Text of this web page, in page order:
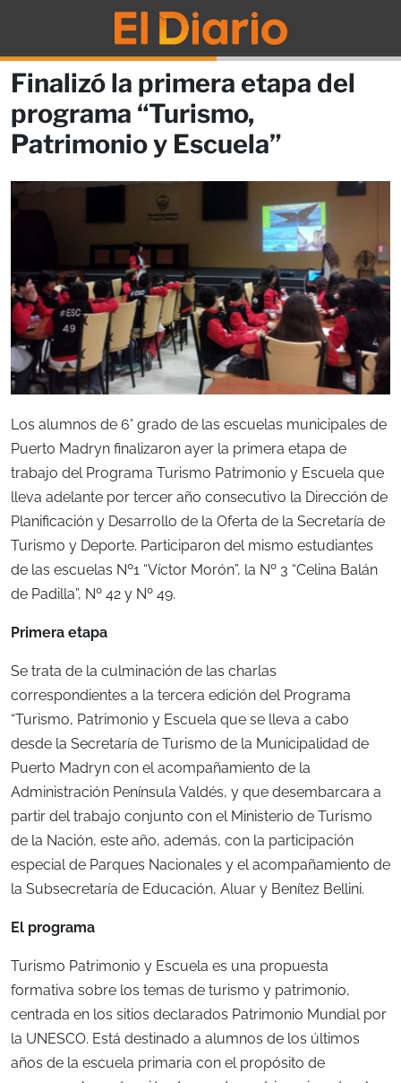
Finalizó la primera etapa del
programa “Turismo,
Patrimonio y Escuela”
Los alumnos de 6° grado de las escuelas municipales de
Puerto Madryn finalizaron ayer la primera etapa de
trabajo del Programa Turismo Patrimonio y Escuela que
lleva adelante por tercer año consecutivo la Dirección de
Planificación y Desarrollo de la Oferta de la Secretaría de
Turismo y Deporte. Participaron del mismo estudiantes
de las escuelas Nº1 “Víctor Morón”, la Nº 3 “Celina Balán
de Padilla”, Nº 42 y Nº 49.
Primera etapa
Se trata de la culminación de las charlas
correspondientes a la tercera edición del Programa
“Turismo, Patrimonio y Escuela que se lleva a cabo
desde la Secretaría de Turismo de la Municipalidad de
Puerto Madryn con el acompañamiento de la
Administración Península Valdés, y que desembarcara a
partir del trabajo conjunto con el Ministerio de Turismo
de la Nación, este año, además, con la participación
especial de Parques Nacionales y el acompañamiento de
la Subsecretaría de Educación, Aluar y Benítez Bellini.
El programa
Turismo Patrimonio y Escuela es una propuesta
formativa sobre los temas de turismo y patrimonio,
centrada en los sitios declarados Patrimonio Mundial por
la UNESCO. Está destinado a alumnos de los últimos
años de la escuela primaria con el propósito de